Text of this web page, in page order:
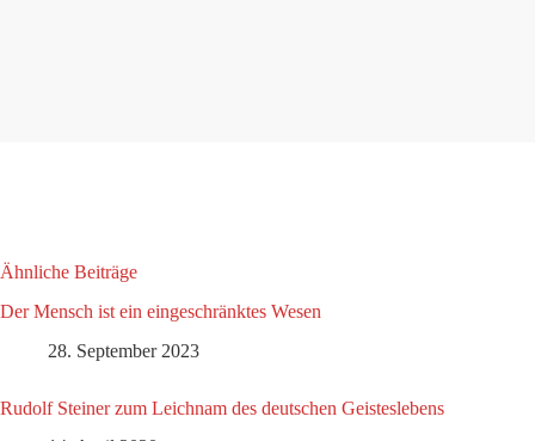
Ähnliche Beiträge
Der Mensch ist ein eingeschränktes Wesen
28. September 2023
Rudolf Steiner zum Leichnam des deutschen Geisteslebens